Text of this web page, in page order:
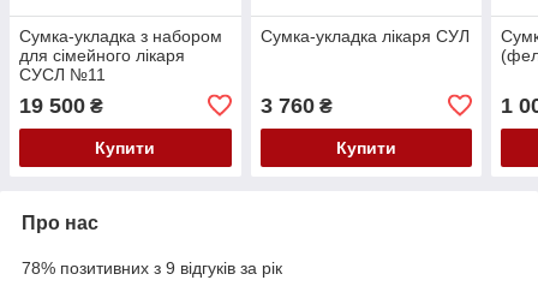
Сумка-укладка з набором
для сімейного лікаря
СУСЛ №11
19 500 ₴
Купити
Сумка-укладка лікаря СУЛ
3 760₴
Купити
1
Про нас
78% позитивних з 9 відгуків за рік